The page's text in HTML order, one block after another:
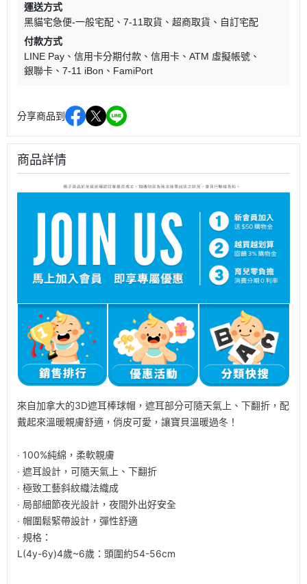
運送方式
黑貓宅急便-一般宅配
7-11取貨 超商取貨
自訂宅配
付款方式
LINE Pay
信用卡分期付款 信用卡
ATM 虛擬帳號
銀聯卡
7-11 iBon FamiPort
分享商品到
商品詳情
來自加拿大的3D遮耳棒球帽，遮耳部分可隨天氣上、下翻折，配
戴起來溫暖親膚舒適，俏皮可愛，讓寶貝溫暖過冬！
‧ 100%純綿，柔軟親膚
‧ 遮耳設計，可隨天氣上、下翻折
‧ 極致工藝斜紋織法織成
‧ 局部細節夜光設計，夜間外出好安全
‧ 帽圍鬆緊帶設計，彈性舒適
‧ 規格：
L(4y-6y)4歲~6歲：頭圍約54-56cm